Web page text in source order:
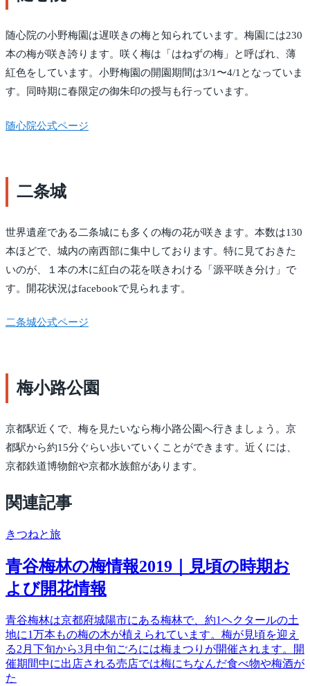
随心院の小野梅園は遅咲きの梅と知られています。梅園には230
本の梅が咲き誇ります。咲く梅は「はねずの梅」と呼ばれ、薄
紅色をしています。小野梅園の開園期間は3/1〜4/1となっていま
す。同時期に春限定の御朱印の授与も行っています。
随心院公式ページ
二条城
世界遺産である二条城にも多くの梅の花が咲きます。本数は130
本ほどで、城内の南西部に集中しております。特に見ておきた
いのが、１本の木に紅白の花を咲きわける「源平咲き分け」で
す。開花状況はfacebookで見られます。
二条城公式ページ
梅小路公園
京都駅近くで、梅を見たいなら梅小路公園へ行きましょう。京
都駅から約15分ぐらい歩いていくことができます。近くには、
京都鉄道博物館や京都水族館があります。
関連記事
きつねと旅
青谷梅林の梅情報2019｜見頃の時期お
よび開花情報
青谷梅林は京都府城陽市にある梅林で、約1ヘクタールの土
地に1万本もの梅の木が植えられています。梅が見頃を迎え
る2月下旬から3月中旬ごろには梅まつりが開催されます。開
催期間中に出店される売店では梅にちなんだ食べ物や梅酒が
た